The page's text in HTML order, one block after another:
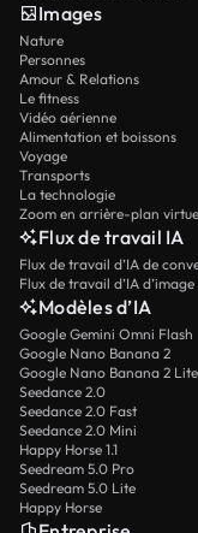
Images
Nature
Personnes
Amour & Relations
Le fitness
Vidéo aérienne
Alimentation et boissons
Voyage
Transports
La technologie
Zoom en arrière-plan
Flux de travail IA
Flux de travail d’IA de
Flux de travail d’IA
Modèles d’IA
Google Gemini Omni Flash
Google Nano Banana 2
Google Nano Banana 2 Lite
Seedance 2.0
Seedance 2.0 Fast
Seedance 2.0 Mini
Happy Horse 1.1
Seedream 5.0 Pro
Seedream 5.0 Lite
Happy Horse